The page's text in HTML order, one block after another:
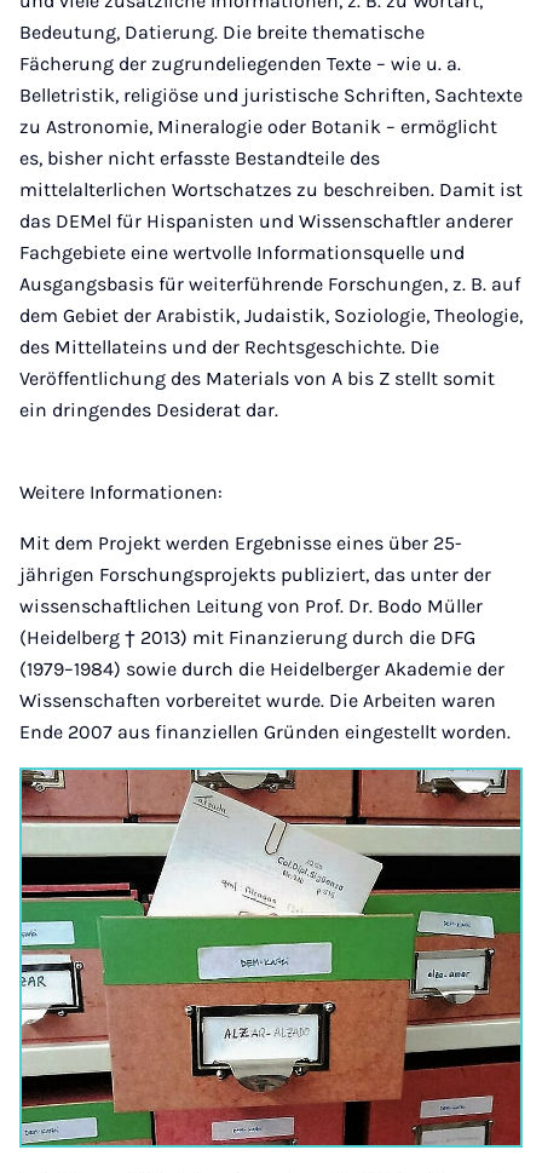
Bedeutung, Datierung. Die breite thematische
Fächerung der zugrundeliegenden Texte – wie u. a.
Belletristik, religiöse und juristische Schriften, Sachtexte
zu Astronomie, Mineralogie oder Botanik – ermöglicht
es, bisher nicht erfasste Bestandteile des
mittelalterlichen Wortschatzes zu beschreiben. Damit ist
das DEMel für Hispanisten und Wissenschaftler anderer
Fachgebiete eine wertvolle Informationsquelle und
Ausgangsbasis für weiterführende Forschungen, z. B. auf
dem Gebiet der Arabistik, Judaistik, Soziologie, Theologie,
des Mittellateins und der Rechtsgeschichte. Die
Veröffentlichung des Materials von A bis Z stellt somit
ein dringendes Desiderat dar.
Weitere Informationen:
Mit dem Projekt werden Ergebnisse eines über 25-
jährigen Forschungsprojekts publiziert, das unter der
wissenschaftlichen Leitung von Prof. Dr. Bodo Müller
(Heidelberg † 2013) mit Finanzierung durch die DFG
(1979–1984) sowie durch die Heidelberger Akademie der
Wissenschaften vorbereitet wurde. Die Arbeiten waren
Ende 2007 aus finanziellen Gründen eingestellt worden.